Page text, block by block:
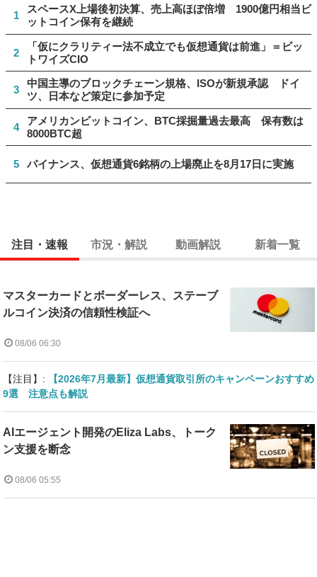
1
スペースX上場後初決算、売上高ほぼ倍増 1900億円相当ビ
ットコイン保有を継続
2
「仮にクラリティー法不成立でも仮想通貨は前進」＝ビッ
トワイズCIO
3
中国主導のブロックチェーン規格、ISOが新規承認 ドイ
ツ、日本など策定に参加予定
4
アメリカンビットコイン、BTC採掘量過去最高 保有数は
8000BTC超
5 バイナンス、仮想通貨6銘柄の上場廃止を8月17日に実施
注目・速報 市況・解説 動画解説 新着一覧
マスターカードとボーダーレス、ステーブ
ルコイン決済の信頼性検証へ
08/06 06:30
【注目】:
【2026年7月最新】仮想通貨取引所のキャンペーンおすすめ
9選 注意点も解説
AIエージェント開発のEliza Labs、トーク
ン支援を断念
08/06 05:55